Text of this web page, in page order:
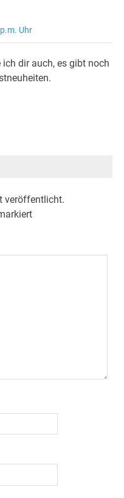
Uhr
dir auch, es gibt noch
veröffentlicht.